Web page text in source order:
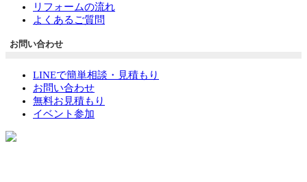
リフォームの流れ
よくあるご質問
お問い合わせ
LINEで簡単相談・見積もり
お問い合わせ
無料お見積もり
イベント参加